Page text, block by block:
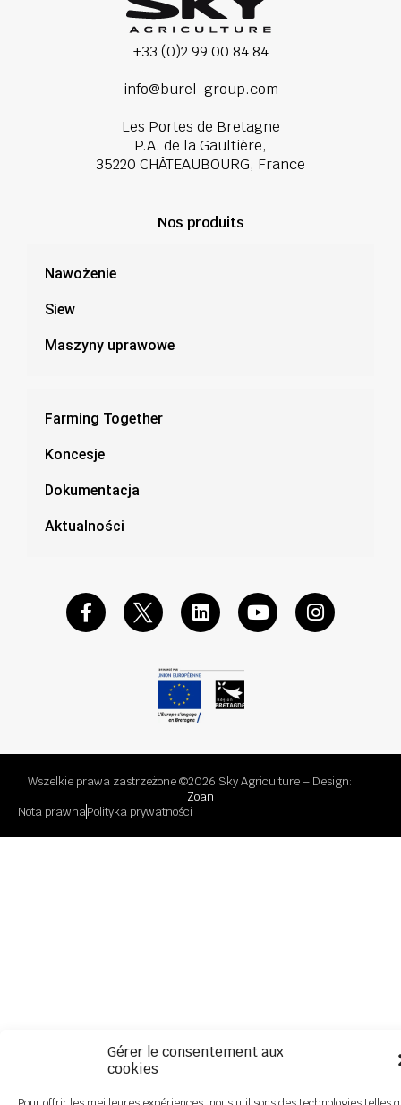
Gérer le consentement aux
cookies
+33 (0)2 99 00 84 84
info@burel-group.com
Les Portes de Bretagne
P.A. de la Gaultière,
35220 CHÂTEAUBOURG, France
Nos produits
Nawożenie
Siew
Maszyny uprawowe
Farming Together
Koncesje
Dokumentacja
Aktualności
Wszelkie prawa zastrzeżone ©2026 Sky Agriculture – Design:
Zoan
Nota prawnaPolityka prywatności